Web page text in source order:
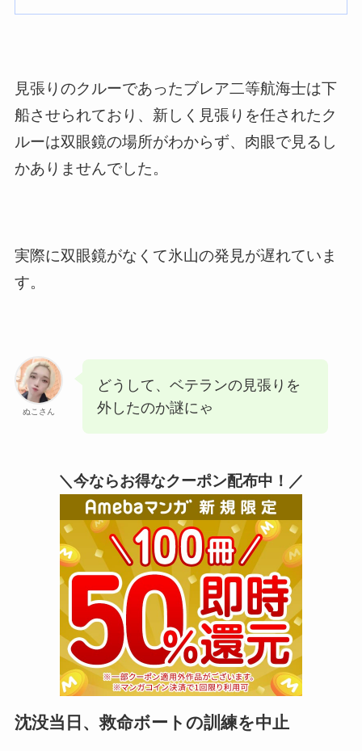
見張りのクルーであったブレア二等航海士は下
船させられており、新しく見張りを任されたク
ルーは双眼鏡の場所がわからず、肉眼で見るし
かありませんでした。
実際に双眼鏡がなくて氷山の発見が遅れていま
す。
ぬこさん
どうして、ベテランの見張りを
外したのか謎にゃ
＼今ならお得なクーポン配布中！／
沈没当日、救命ボートの訓練を中止